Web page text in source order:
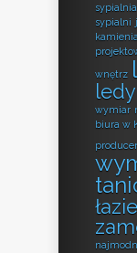
sypialni
kamienia
wnętrz
wymiar
biura w